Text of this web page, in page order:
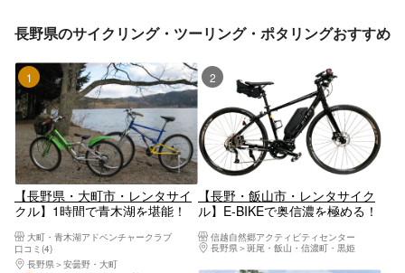
長野県のサイクリング・ツーリング・ポタリングおすすめ
1位
【長野県・大町市・レンタサイ
クル】1時間で青木湖を堪能！
ラン大町・青木湖アドベンチャークラブ
口コミ(4)
長野県
安曇野・大町
2位
【長野・飯山市・レンタサイク
ル】E-BIKEで奥信濃を極める！
スバイク
信越自然郷アクティビティセンター
長野県
斑尾・飯山・信濃町・黒姫